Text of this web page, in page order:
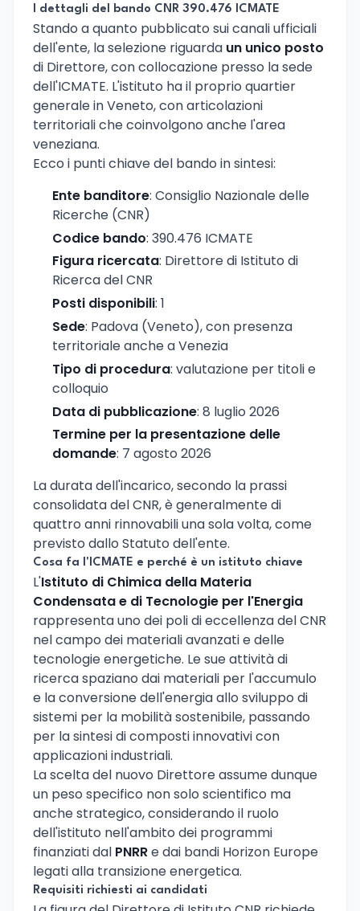
I dettagli del bando CNR 390.476 ICMATE
Stando a quanto pubblicato sui canali ufficiali
dell'ente, la selezione riguarda un unico posto
di Direttore, con collocazione presso la sede
dell'ICMATE. L'istituto ha il proprio quartier
generale in Veneto, con articolazioni
territoriali che coinvolgono anche l'area
veneziana.
Ecco i punti chiave del bando in sintesi:
Ente banditore: Consiglio Nazionale delle
Ricerche (CNR)
Codice bando: 390.476 ICMATE
Figura ricercata: Direttore di Istituto di
Ricerca del CNR
Posti disponibili: 1
Sede: Padova (Veneto), con presenza
territoriale anche a Venezia
Tipo di procedura: valutazione per titoli e
colloquio
Data di pubblicazione: 8 luglio 2026
Termine per la presentazione delle
domande: 7 agosto 2026
La durata dell'incarico, secondo la prassi
consolidata del CNR, è generalmente di
quattro anni rinnovabili una sola volta, come
previsto dallo Statuto dell'ente.
Cosa fa l'ICMATE e perché è un istituto chiave
L'Istituto di Chimica della Materia
Condensata e di Tecnologie per l'Energia
rappresenta uno dei poli di eccellenza del CNR
nel campo dei materiali avanzati e delle
tecnologie energetiche. Le sue attività di
ricerca spaziano dai materiali per l'accumulo
e la conversione dell'energia allo sviluppo di
sistemi per la mobilità sostenibile, passando
per la sintesi di composti innovativi con
applicazioni industriali.
La scelta del nuovo Direttore assume dunque
un peso specifico non solo scientifico ma
anche strategico, considerando il ruolo
dell'istituto nell'ambito dei programmi
finanziati dal PNRRe dai bandi Horizon Europe
legati alla transizione energetica.
Requisiti richiesti ai candidati